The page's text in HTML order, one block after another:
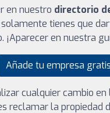
en nuestro directorio
solamente tienes que
¡Aparecer en nuestra
Añade tu empresa gratis
cualquier cambio
reclamar la propiedad